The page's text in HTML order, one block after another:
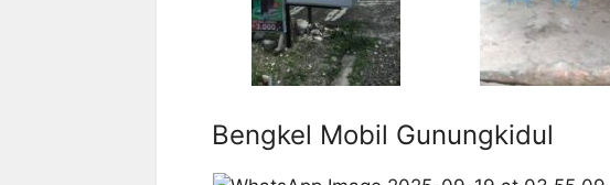
Bengkel Mobil Gunungkidul